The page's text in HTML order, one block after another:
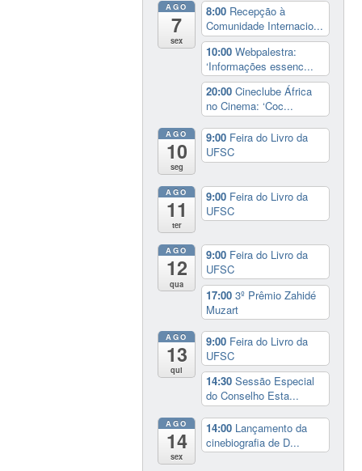
AGO
7
sex
8:00 Recepção à
Comunidade Internacio...
10:00Webpalestra:
‘Informações essenc...
20:00Cineclube África
no Cinema: ‘Coc...
AGO
10
seg
9:00 Feira do Livro da
UFSC
AGO
11
ter
9:00 Feira do Livro da
UFSC
AGO
12
qua
9:00 Feira do Livro da
UFSC
17:003º Prêmio Zahidé
Muzart
AGO
13
qui
9:00 Feira do Livro da
UFSC
14:30Sessão Especial
do Conselho Esta...
AGO
14
sex
14:00 Lançamento da
cinebiografia de D...